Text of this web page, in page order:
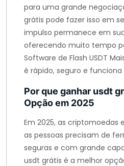
para uma grande
grátis pode fazer isso em
impulso permanece em
oferecendo muito tempo
Software de Flash USDT
é rápido, seguro e funciona
Por que ganhar usdt
Opção em 2025
Em 2025, as criptomoedas
as pessoas precisam de
seguras e com grande
usdt grátis é a melhor